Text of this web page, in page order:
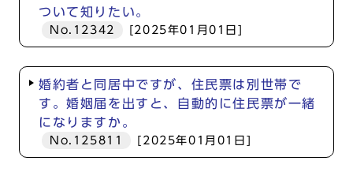
ついて知りたい。
No.12342 [2025年01月01日]
婚約者と同居中ですが、住民票は別世帯で
す。婚姻届を出すと、自動的に住民票が一緒
になりますか。
No.125811 [2025年01月01日]